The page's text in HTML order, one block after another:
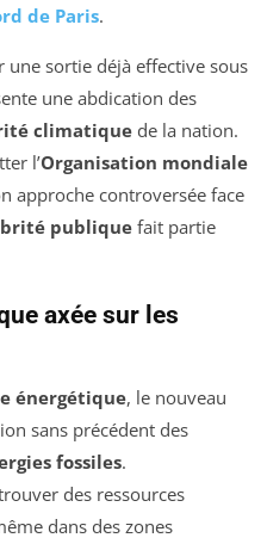
de Paris.
une sortie déjà effective sous
une abdication des
climatique de la nation.
l’Organisation mondiale
approche controversée face
publiquefait partie
axée sur les
énergétique, le nouveau
sans précédent des
fossiles.
des ressources
dans des zones